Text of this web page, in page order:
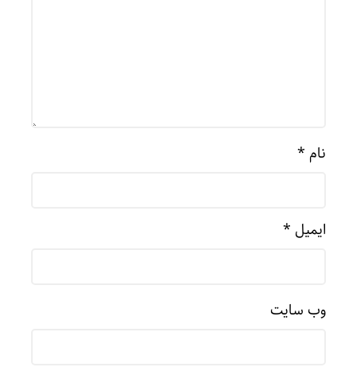
نام *
ایمیل *
وب‌ سایت